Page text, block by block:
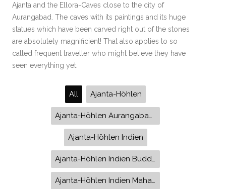
Ajanta and the Ellora-Caves close to the city of
Aurangabad. The caves with its paintings and its huge
statues which have been carved right out of the stones
are absolutely magnificient! That also applies to so
called frequent traveller who might believe they have
seen everything yet.
All Ajanta-Höhlen
Ajanta-Höhlen Indien